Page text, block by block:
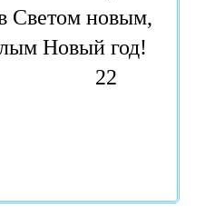
Светом новым,
Новый год!